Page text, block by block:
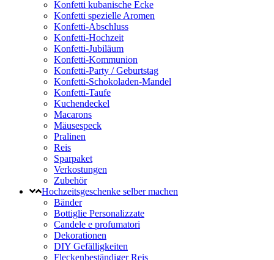
Konfetti kubanische Ecke
Konfetti spezielle Aromen
Konfetti-Abschluss
Konfetti-Hochzeit
Konfetti-Jubiläum
Konfetti-Kommunion
Konfetti-Party / Geburtstag
Konfetti-Schokoladen-Mandel
Konfetti-Taufe
Kuchendeckel
Macarons
Mäusespeck
Pralinen
Reis
Sparpaket
Verkostungen
Zubehör
Hochzeitsgeschenke selber machen
Bänder
Bottiglie Personalizzate
Candele e profumatori
Dekorationen
DIY Gefälligkeiten
Fleckenbeständiger Reis